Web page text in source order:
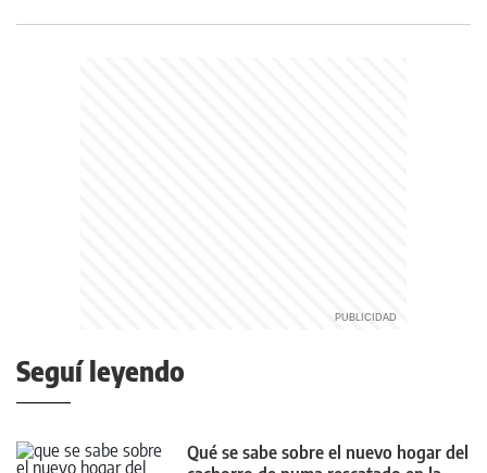
Seguí leyendo
Qué se sabe sobre el nuevo hogar del